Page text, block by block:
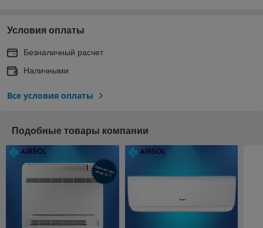
Условия оплаты
Безналичный расчет
Наличными
Все условия оплаты
Подобные товары компании